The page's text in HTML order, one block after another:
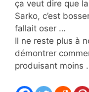
ça veut dire que
Sarko, c’est
fallait oser …
Il ne reste plus à
démontrer
produisant moins